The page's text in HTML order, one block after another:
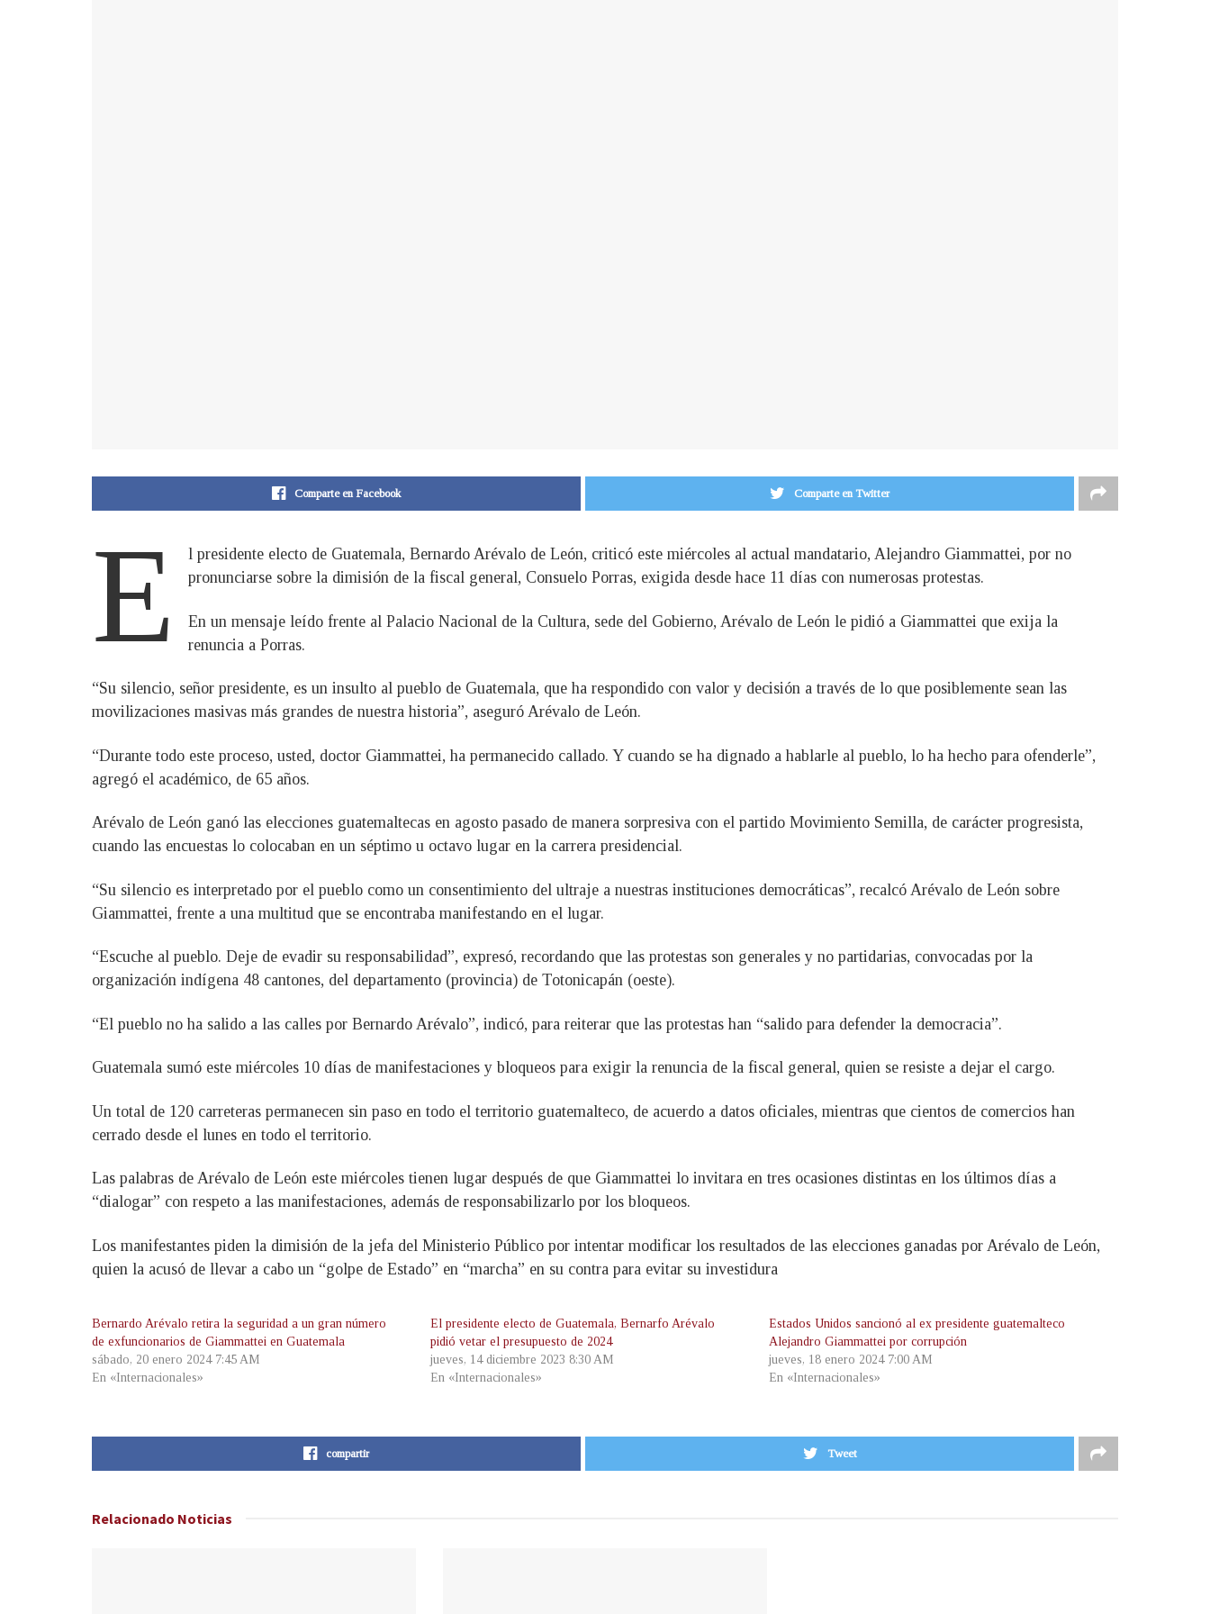
Comparte en Facebook Comparte en Twitter
E
l presidente electo de Guatemala, Bernardo Arévalo de León, criticó este miércoles al actual mandatario, Alejandro Giammattei, por no
pronunciarse sobre la dimisión de la fiscal general, Consuelo Porras, exigida desde hace 11 días con numerosas protestas.
En un mensaje leído frente al Palacio Nacional de la Cultura, sede del Gobierno, Arévalo de León le pidió a Giammattei que exija la
renuncia a Porras.
“Su silencio, señor presidente, es un insulto al pueblo de Guatemala, que ha respondido con valor y decisión a través de lo que posiblemente sean las
movilizaciones masivas más grandes de nuestra historia”, aseguró Arévalo de León.
“Durante todo este proceso, usted, doctor Giammattei, ha permanecido callado. Y cuando se ha dignado a hablarle al pueblo, lo ha hecho para ofenderle”,
agregó el académico, de 65 años.
Arévalo de León ganó las elecciones guatemaltecas en agosto pasado de manera sorpresiva con el partido Movimiento Semilla, de carácter progresista,
cuando las encuestas lo colocaban en un séptimo u octavo lugar en la carrera presidencial.
“Su silencio es interpretado por el pueblo como un consentimiento del ultraje a nuestras instituciones democráticas”, recalcó Arévalo de León sobre
Giammattei, frente a una multitud que se encontraba manifestando en el lugar.
“Escuche al pueblo. Deje de evadir su responsabilidad”, expresó, recordando que las protestas son generales y no partidarias, convocadas por la
organización indígena 48 cantones, del departamento (provincia) de Totonicapán (oeste).
“El pueblo no ha salido a las calles por Bernardo Arévalo”, indicó, para reiterar que las protestas han “salido para defender la democracia”.
Guatemala sumó este miércoles 10 días de manifestaciones y bloqueos para exigir la renuncia de la fiscal general, quien se resiste a dejar el cargo.
Un total de 120 carreteras permanecen sin paso en todo el territorio guatemalteco, de acuerdo a datos oficiales, mientras que cientos de comercios han
cerrado desde el lunes en todo el territorio.
Las palabras de Arévalo de León este miércoles tienen lugar después de que Giammattei lo invitara en tres ocasiones distintas en los últimos días a
“dialogar” con respeto a las manifestaciones, además de responsabilizarlo por los bloqueos.
Los manifestantes piden la dimisión de la jefa del Ministerio Público por intentar modificar los resultados de las elecciones ganadas por Arévalo de León,
quien la acusó de llevar a cabo un “golpe de Estado” en “marcha” en su contra para evitar su investidura
Bernardo Arévalo retira la seguridad a un gran número
de exfuncionarios de Giammattei en Guatemala
sábado, 20 enero 2024 7:45 AM
En «Internacionales»
El presidente electo de Guatemala, Bernarfo Arévalo
pidió vetar el presupuesto de 2024
jueves, 14 diciembre 2023 8:30 AM
En «Internacionales»
Estados Unidos sancionó al ex presidente guatemalteco
Alejandro Giammattei por corrupción
jueves, 18 enero 2024 7:00 AM
En «Internacionales»
compartir Tweet
Relacionado Noticias